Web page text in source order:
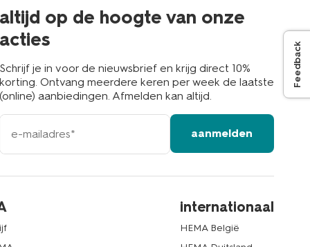
altijd op de hoogte van onze
acties
Schrijf je in voor de nieuwsbrief en krijg direct 10%
korting. Ontvang meerdere keren per week de laatste
(online) aanbiedingen. Afmelden kan altijd.
e-
mailadres
aanmelden
internationaal
HEMA België
Feedback